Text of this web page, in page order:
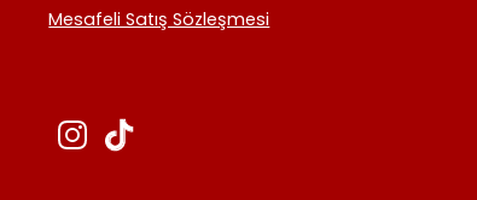
Mesafeli Satış Sözleşmesi